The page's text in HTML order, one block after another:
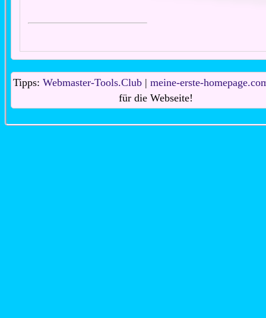
Tipps:Webmaster-Tools.Club |meine-erste-
für die Webseite!